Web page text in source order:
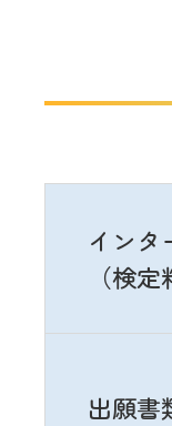
インタ
（検定
出願書